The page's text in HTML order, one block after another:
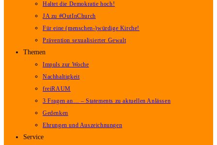
Haltet die Demokratie hoch!
JA zu #OutInChurch
Für eine (menschen-)würdige Kirche!
Prävention sexualisierter Gewalt
Themen
Impuls zur Woche
Nachhaltigkeit
freiRAUM
3 Fragen an… – Statements zu aktuellen Anlässen
Gedenken
Ehrungen und Auszeichnungen
Service